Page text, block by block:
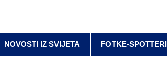
NOVOSTI IZ SVIJETA FOTKE-SPOTTERI